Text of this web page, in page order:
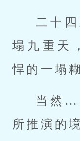
二十
塌九重天
悍的一塌
当然
所推演的